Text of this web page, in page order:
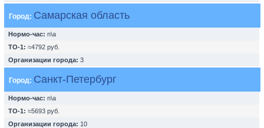
Город: Самарская область
Нормо-час: n\a
ТО-1: ≈4792 руб.
Организации города: 3
Город: Санкт-Петербург
Нормо-час: n\a
ТО-1: ≈5693 руб.
Организации города: 10